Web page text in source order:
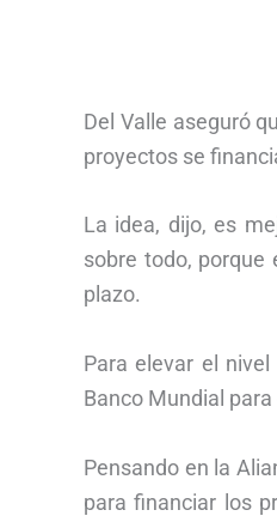
Del Valle aseguró
proyectos se
La idea, dijo, es
sobre todo, porque
plazo.
Para elevar el
Banco Mundial
Pensando en la
para financiar los